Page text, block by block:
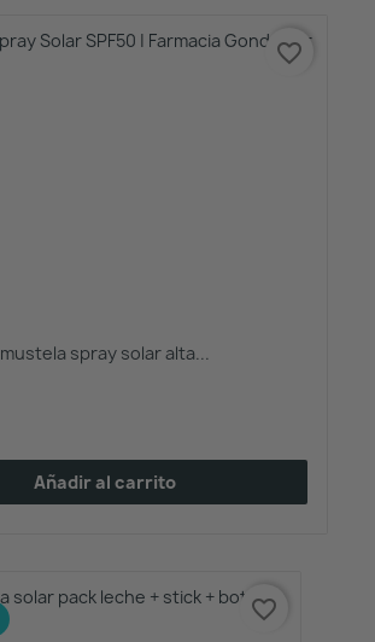
mustela spray solar alta...
Añadir al carrito
favorite_border
favorite_border